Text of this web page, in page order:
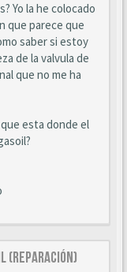
Yo la he colocado
que parece que
saber si estoy
de la valvula de
que no me ha
que esta donde el
(reparación)